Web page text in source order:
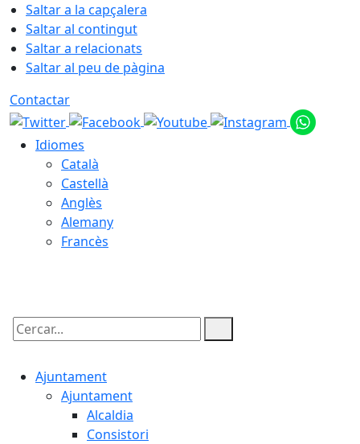
Saltar a la capçalera
Saltar al contingut
Saltar a relacionats
Saltar al peu de pàgina
Contactar
Idiomes
Català
Castellà
Anglès
Alemany
Francès
Cercar:
Ajuntament
Ajuntament
Alcaldia
Consistori